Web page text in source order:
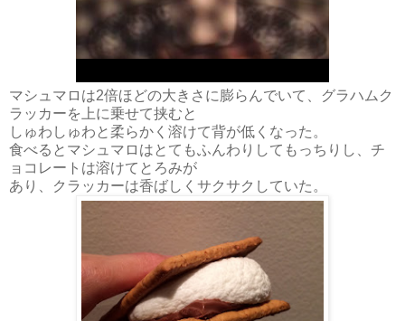
マシュマロは2倍ほどの大きさに膨らんでいて、グラハムク
ラッカーを上に乗せて挟むと
しゅわしゅわと柔らかく溶けて背が低くなった。
食べるとマシュマロはとてもふんわりしてもっちりし、チ
ョコレートは溶けてとろみが
あり、クラッカーは香ばしくサクサクしていた。